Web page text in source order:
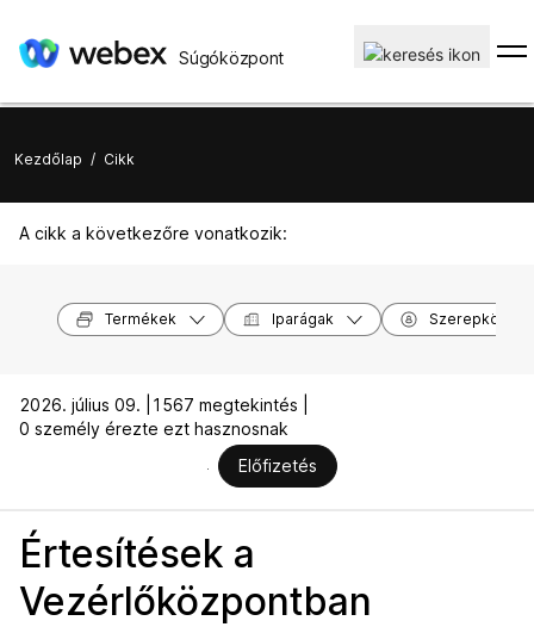
Súgóközpont
Kezdőlap / Cikk
A cikk a következőre vonatkozik:
Termékek Iparágak Szerepkörök
2026. július 09. |
1567 megtekintés |
0 személy érezte ezt hasznosnak
Előfizetés
Értesítések a
Vezérlőközpontban